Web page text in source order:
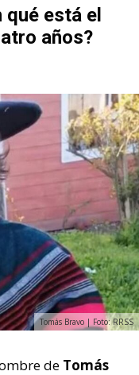
qué está el
años?
Tomás Bravo | Foto: RRSS
de Tomás